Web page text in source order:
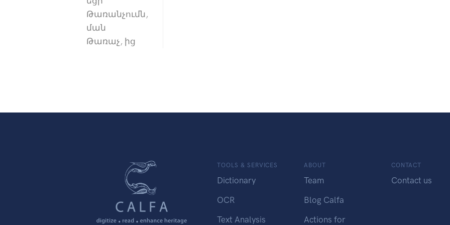
Թառանչումն,
ման
Թառաչ, ից
TOOLS & SERVICES
Dictionary
OCR
Text Analysis
ABOUT
Team
Blog Calfa
Actions for
CONTACT
Contact us